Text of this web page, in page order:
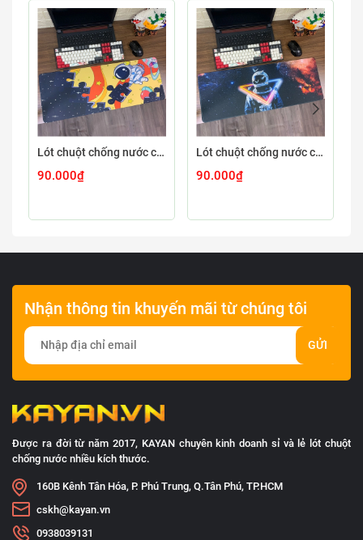
Lót chuột chống nước cỡ lớn 80x30cm dày 3mm ASTRO-03-80X30
90.000₫
Lót chuột chống nước cỡ lớn 80x30cm dày 3mm ASTRO-02-80X30
90.000₫
Nhận thông tin khuyến mãi từ chúng tôi
GỬI
Được ra đời từ năm 2017, KAYAN chuyên kinh doanh sỉ và lẻ lót chuột
chống nước nhiều kích thước.
160B Kênh Tân Hóa, P. Phú Trung, Q.Tân Phú, TP.HCM
cskh@kayan.vn
0938039131